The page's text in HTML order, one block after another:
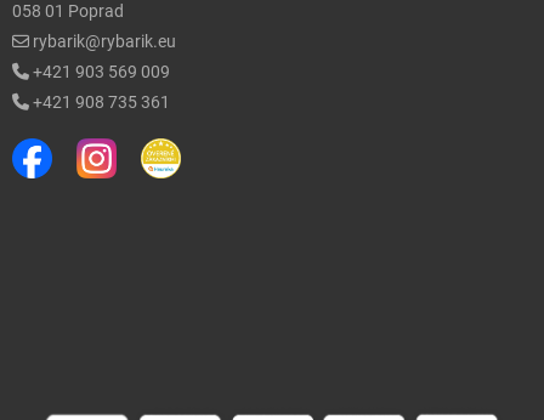
058 01 Poprad
rybarik@rybarik.eu
+421 903 569 009
+421 908 735 361